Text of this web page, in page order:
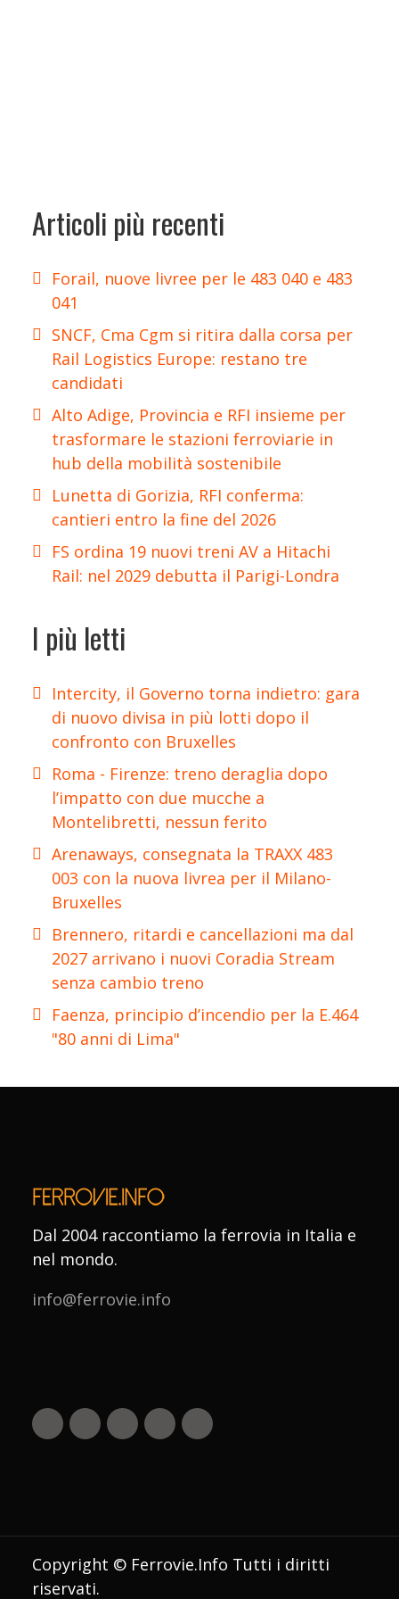
Articoli più recenti
Forail, nuove livree per le 483 040 e 483
041
SNCF, Cma Cgm si ritira dalla corsa per
Rail Logistics Europe: restano tre
candidati
Alto Adige, Provincia e RFI insieme per
trasformare le stazioni ferroviarie in
hub della mobilità sostenibile
Lunetta di Gorizia, RFI conferma:
cantieri entro la fine del 2026
FS ordina 19 nuovi treni AV a Hitachi
Rail: nel 2029 debutta il Parigi-Londra
I più letti
Intercity, il Governo torna indietro: gara
di nuovo divisa in più lotti dopo il
confronto con Bruxelles
Roma - Firenze: treno deraglia dopo
l’impatto con due mucche a
Montelibretti, nessun ferito
Arenaways, consegnata la TRAXX 483
003 con la nuova livrea per il Milano-
Bruxelles
Brennero, ritardi e cancellazioni ma dal
2027 arrivano i nuovi Coradia Stream
senza cambio treno
Faenza, principio d’incendio per la E.464
"80 anni di Lima"
Dal 2004 raccontiamo la ferrovia in Italia e
nel mondo.
info@ferrovie.info
Copyright © Ferrovie.Info Tutti i diritti
riservati.